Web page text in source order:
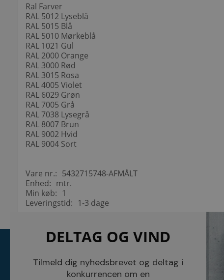
Ral Farver
RAL 5012 Lyseblå
RAL 5015 Blå
RAL 5010 Mørkeblå
RAL 1021 Gul
RAL 2000 Orange
RAL 3000 Rød
RAL 3015 Rosa
RAL 4005 Violet
RAL 6029 Grøn
RAL 7005 Grå
RAL 7038 Lysegrå
RAL 8007 Brun
RAL 9002 Hvid
RAL 9004 Sort
Vare nr.: 5432715748-AFMÅLT
Enhed: mtr.
Min køb: 1
Leveringstid: 1-3 dage
KONTAKT
NETSALG EL & VVS APS
Søndergårdsvej 44
INFORMATION
Blog
DELTAG OG VIND
Tilmeld dig nyhedsbrevet og deltag i
konkurrencen om en